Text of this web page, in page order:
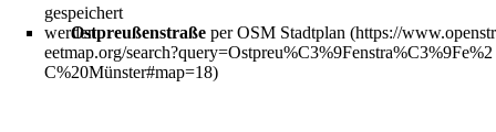
gespeichert
werdenOstpreußenstraße per OSM Stadtplan